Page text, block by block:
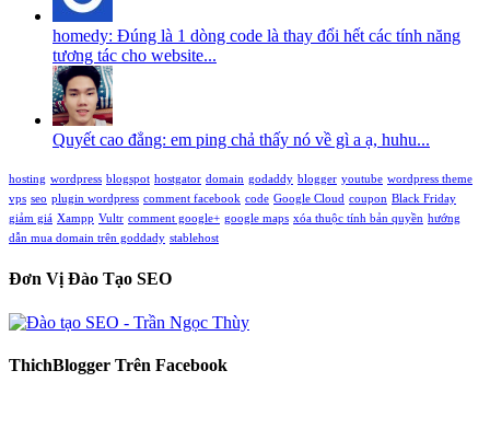
homedy: Đúng là 1 dòng code là thay đổi hết các tính năng
tương tác cho website...
Quyết cao đẳng: em ping chả thấy nó về gì a ạ, huhu...
hosting wordpress blogspot hostgator domain godaddy blogger youtube wordpress theme
vps seo plugin wordpress comment facebook code Google Cloud coupon Black Friday
giảm giá Xampp Vultr comment google+ google maps xóa thuộc tính bản quyền hướng
dẫn mua domain trên goddady stablehost
Đơn Vị Đào Tạo SEO
ThichBlogger Trên Facebook